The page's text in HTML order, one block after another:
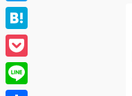
a
c
e
b
T
w
i
H
a
t
P
o